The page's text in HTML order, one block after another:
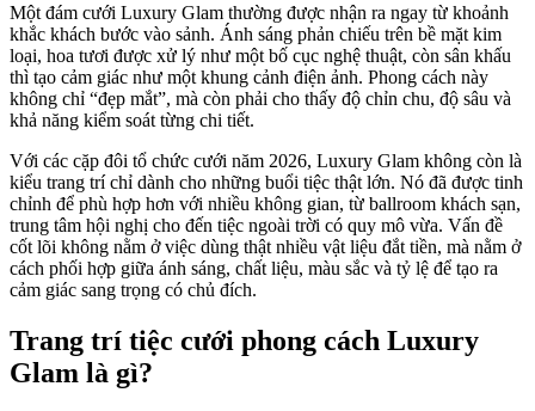
Một đám cưới Luxury Glam thường được nhận ra ngay từ khoảnh
khắc khách bước vào sảnh. Ánh sáng phản chiếu trên bề mặt kim
loại, hoa tươi được xử lý như một bố cục nghệ thuật, còn sân khấu
thì tạo cảm giác như một khung cảnh điện ảnh. Phong cách này
không chỉ “đẹp mắt”, mà còn phải cho thấy độ chỉn chu, độ sâu và
khả năng kiểm soát từng chi tiết.
Với các cặp đôi tổ chức cưới năm 2026, Luxury Glam không còn là
kiểu trang trí chỉ dành cho những buổi tiệc thật lớn. Nó đã được tinh
chỉnh để phù hợp hơn với nhiều không gian, từ ballroom khách sạn,
trung tâm hội nghị cho đến tiệc ngoài trời có quy mô vừa. Vấn đề
cốt lõi không nằm ở việc dùng thật nhiều vật liệu đắt tiền, mà nằm ở
cách phối hợp giữa ánh sáng, chất liệu, màu sắc và tỷ lệ để tạo ra
cảm giác sang trọng có chủ đích.
Trang trí tiệc cưới phong cách Luxury
Glam là gì?